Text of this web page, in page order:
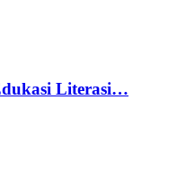
Literasi…